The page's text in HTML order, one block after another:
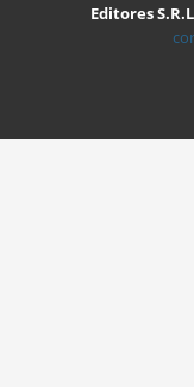
Editores